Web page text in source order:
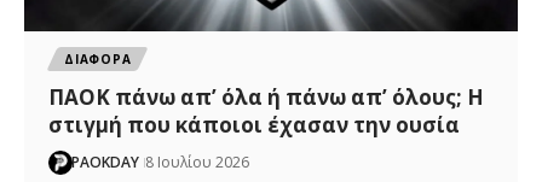
ΔΙΑΦΟΡΑ
ΠΑΟΚ πάνω απ’ όλα ή πάνω απ’ όλους; Η
στιγμή που κάποιοι έχασαν την ουσία
PAOKDAY 8 Ιουλίου 2026